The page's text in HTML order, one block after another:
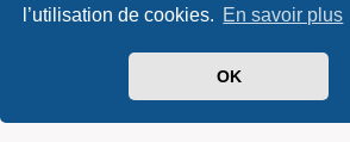
l’utilisation de cookies. En savoir plus
OK